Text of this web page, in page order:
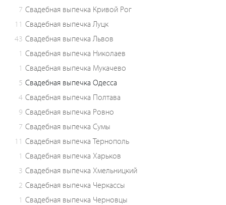
7 Свадебная выпечка Кривой Рог
11 Свадебная выпечка Луцк
43 Свадебная выпечка Львов
1 Свадебная выпечка Николаев
1 Свадебная выпечка Мукачево
5 Свадебная выпечка Одесса
4 Свадебная выпечка Полтава
9 Свадебная выпечка Ровно
7 Свадебная выпечка Сумы
11 Свадебная выпечка Тернополь
1 Свадебная выпечка Харьков
3 Свадебная выпечка Хмельницкий
2 Свадебная выпечка Черкассы
1 Свадебная выпечка Черновцы